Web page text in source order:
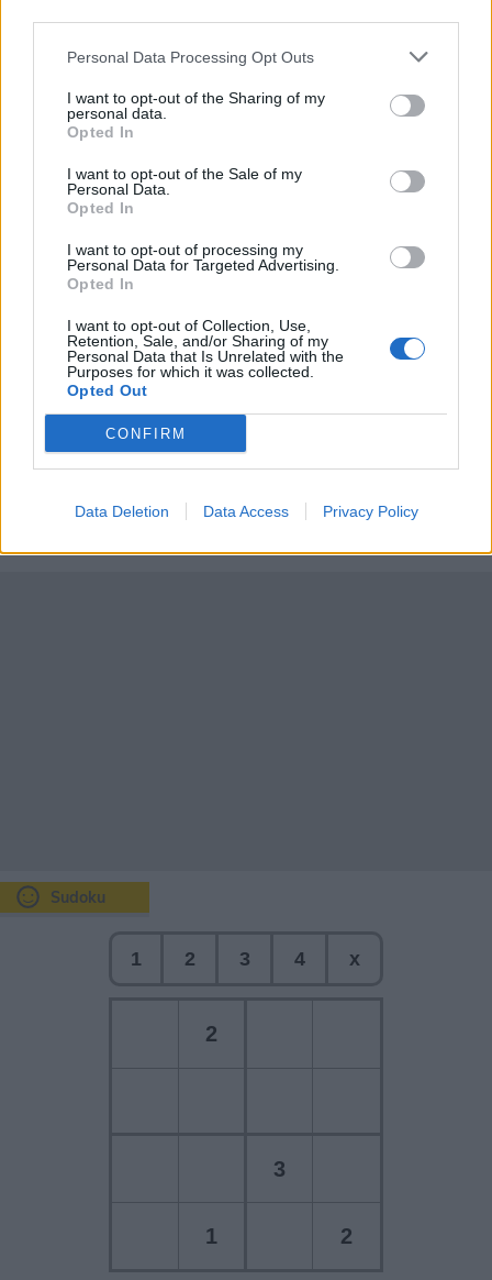
Personal Data Processing Opt Outs
I want to opt-out of the Sharing of my
personal data.
Opted In
I want to opt-out of the Sale of my
Personal Data.
Opted In
I want to opt-out of processing my
Personal Data for Targeted Advertising.
Opted In
I want to opt-out of Collection, Use,
Retention, Sale, and/or Sharing of my
Personal Data that Is Unrelated with the
Purposes for which it was collected.
Opted Out
CONFIRM
Data Deletion Data Access Privacy Policy
Széltérkép Radar Hójelentés
Vízhőmérséklet Holdnaptár Receptek
Pollenjelentés
Meteorológiai fogalomtar
Budapest időjárás előrejelzése 30
32
20
H
36
21
K
36
21
SZ
32
31
P
32
Sudoku
1 2 3 4 x
2
3
1 2